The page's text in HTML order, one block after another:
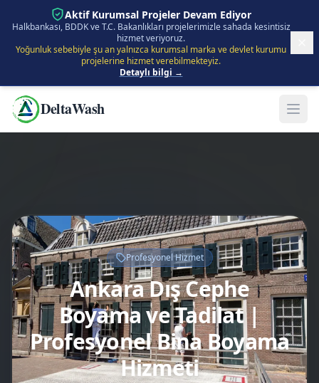
İçeriğe Atla Aktif Kurumsal Projeler Devam Ediyor
Halkbankası, BDDK ve T.C. Bakanlıkları projelerimizle sahada kesintisiz
hizmet veriyoruz.
Yoğunluk sebebiyle şu an yalnızca kurumsal marka ve devlet kurumu
projelerine hizmet verebilmekteyiz.
Detaylı bilgi →
DeltaWash
Profesyonel Hizmet
Ankara Dış Cephe
Boyama ve Tadilat |
Profesyonel Bina Boyama
Hizmeti